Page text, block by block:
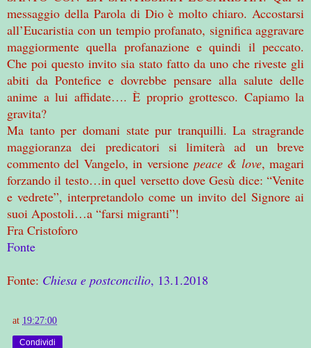
messaggio della Parola di Dio è molto chiaro. Accostarsi
all’Eucaristia con un tempio profanato, significa aggravare
maggiormente quella profanazione e quindi il peccato.
Che poi questo invito sia stato fatto da uno che riveste gli
abiti da Pontefice e dovrebbe pensare alla salute delle
anime a lui affidate…. È proprio grottesco. Capiamo la
gravita?
Ma tanto per domani state pur tranquilli. La stragrande
maggioranza dei predicatori si limiterà ad un breve
commento del Vangelo, in versione peace & love, magari
forzando il testo…in quel versetto dove Gesù dice: “Venite
e vedrete”, interpretandolo come un invito del Signore ai
suoi Apostoli…a “farsi migranti”!
Fra Cristoforo
Fonte
Fonte: Chiesa e postconcilio, 13.1.2018
at 19:27:00
Condividi